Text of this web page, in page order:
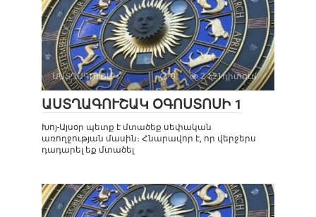
ԱՍՏՂԱԳՈՒՇԱԿ 0 2 121դիտում
ԱՍՏՂԱԳՈՒՇԱԿ ՕԳՈՍՏՈՍԻ 1
Խոյ-Այսօր պետք է մտածեք սեփական
առողջության մասին։ Հնարավոր է, որ վերջերս
դադարել եք մտածել